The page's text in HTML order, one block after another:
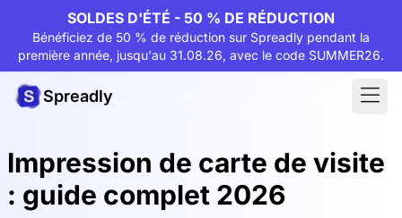
SOLDES D'ÉTÉ - 50 % DE RÉDUCTION
Bénéficiez de 50 % de réduction sur Spreadly pendant la
première année, jusqu'au 31.08.26, avec le code SUMMER26.
Spreadly
Impression de carte de visite
: guide complet 2026